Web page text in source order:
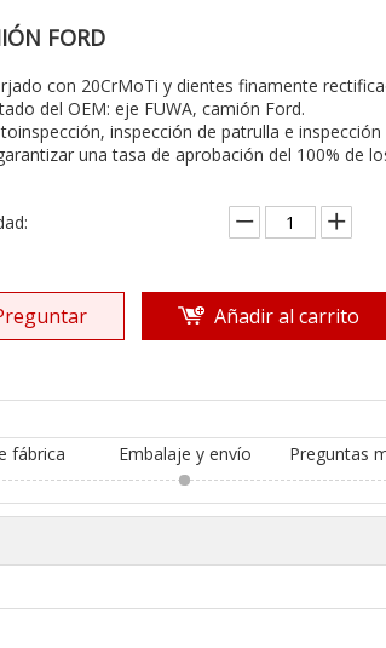
de camiones mineros
FORD
con 20CrMoTi y dientes finamente
del OEM: eje FUWA, camión Ford.
inspección de patrulla e
una tasa de aprobación del 100% de
Añadir al carrito
fábrica Embalaje y envío Preguntas